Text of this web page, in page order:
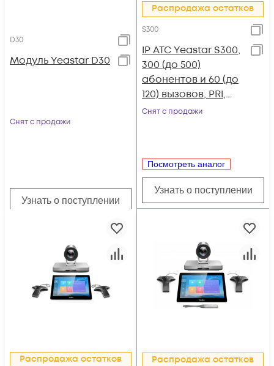
D30
Модуль Yeastar D30
Снят с продажи
Узнать о поступлении
Распродажа остатков
S300
IP АТС Yeastar S300,
300 (до 500)
абонентов и 60 (до
120) вызовов, PRI,
MFC R2, SS7,
Снят с продажи
Посмотреть аналог
Узнать о поступлении
Распродажа остатков Распродажа остатков